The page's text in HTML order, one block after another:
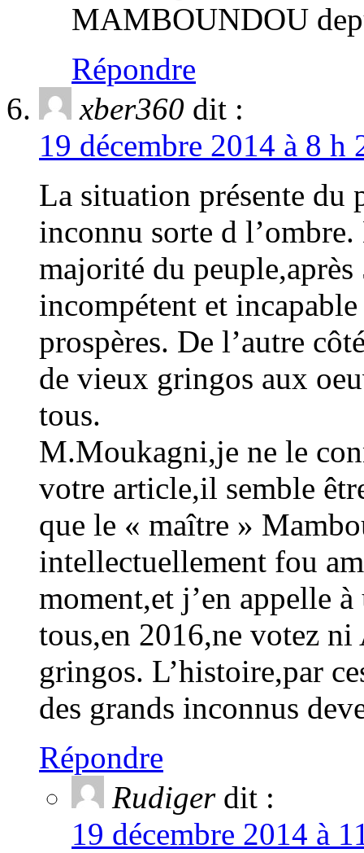
MAMBOUNDOU
Répondre
xber360 dit :
19 décembre 2014 à 8
La situation présente du
inconnu sorte d
majorité du peuple,après
incompétent et
prospères. De l’autre
de vieux gringos aux
tous.
M.Moukagni,je ne le
votre article,il semble
que le « maître »
intellectuellement fou
moment,et j’en appelle
tous,en 2016,ne votez
gringos. L’histoire,par
des grands inconnus
Répondre
Rudiger dit :
19 décembre 2014 à